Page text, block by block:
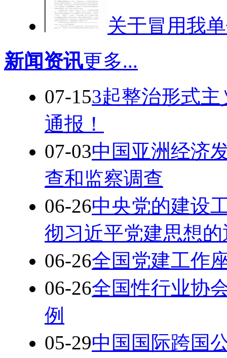
关于冒用我
新闻资讯更多...
07-153起整治形式
通报！
07-03中国亚洲经济
查和监察调查
06-26中央党的建设
彻习近平党建思想的
06-26全国党建工作
06-26全国性行业协
例
05-29中国国际跨国